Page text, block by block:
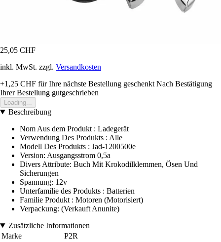
25,05 CHF
inkl. MwSt. zzgl. Versandkosten
+1,25 CHF für Ihre nächste Bestellung geschenkt Nach Bestätigung
Ihrer Bestellung gutgeschrieben
Loading...
Beschreibung
Nom Aus dem Produkt : Ladegerät
Verwendung Des Produkts : Alle
Modell Des Produkts : Jad-1200500e
Version: Ausgangsstrom 0,5a
Divers Attribute: Buch Mit Krokodilklemmen, Ösen Und
Sicherungen
Spannung: 12v
Unterfamilie des Produkts : Batterien
Familie Produkt : Motoren (Motorisiert)
Verpackung: (Verkauft Anunite)
Zusätzliche Informationen
Marke
P2R